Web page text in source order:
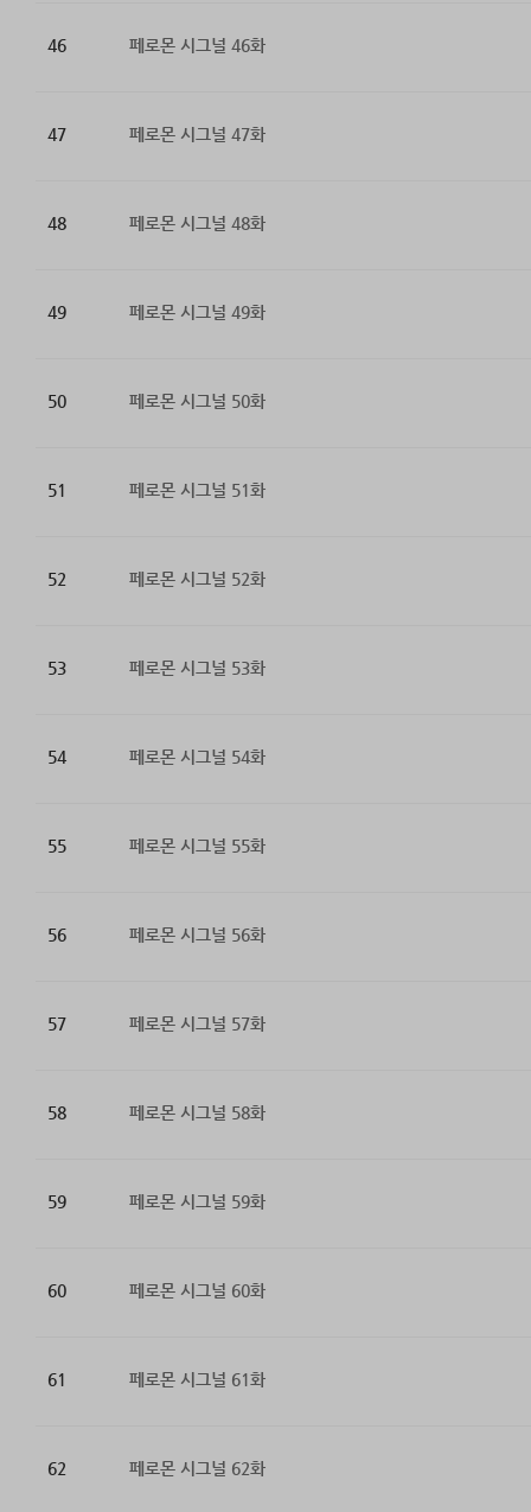
46 페로몬 시그널 46화
47 페로몬 시그널 47화
48 페로몬 시그널 48화
49 페로몬 시그널 49화
50 페로몬 시그널 50화
51 페로몬 시그널 51화
52 페로몬 시그널 52화
53 페로몬 시그널 53화
54 페로몬 시그널 54화
55 페로몬 시그널 55화
56 페로몬 시그널 56화
57 페로몬 시그널 57화
58 페로몬 시그널 58화
59 페로몬 시그널 59화
60 페로몬 시그널 60화
61 페로몬 시그널 61화
62 페로몬 시그널 62화